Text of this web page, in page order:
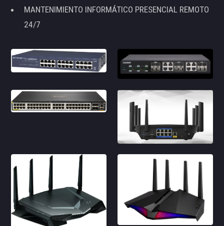
MANTENIMIENTO INFORMÁTICO PRESENCIAL REMOTO
24/7